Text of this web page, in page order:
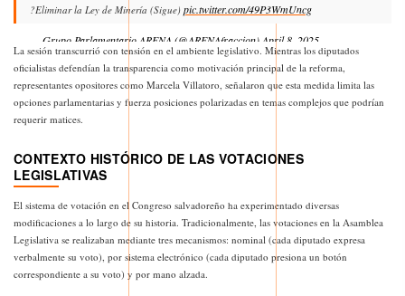
?Eliminar la Ley de Minería (Sigue) pic.twitter.com/49P3WmUncg
— Grupo Parlamentario ARENA (@ARENAfraccion) April 8, 2025
La sesión transcurrió con tensión en el ambiente legislativo. Mientras los diputados
oficialistas defendían la transparencia como motivación principal de la reforma,
representantes opositores como Marcela Villatoro, señalaron que esta medida limita las
opciones parlamentarias y fuerza posiciones polarizadas en temas complejos que podrían
requerir matices.
CONTEXTO HISTÓRICO DE LAS VOTACIONES
LEGISLATIVAS
El sistema de votación en el Congreso salvadoreño ha experimentado diversas
modificaciones a lo largo de su historia. Tradicionalmente, las votaciones en la Asamblea
Legislativa se realizaban mediante tres mecanismos: nominal (cada diputado expresa
verbalmente su voto), por sistema electrónico (cada diputado presiona un botón
correspondiente a su voto) y por mano alzada.